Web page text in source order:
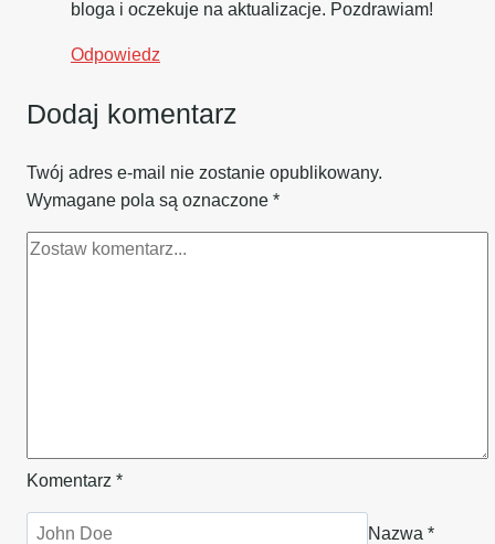
bloga i oczekuje na aktualizacje. Pozdrawiam!
Odpowiedz
Dodaj komentarz
Twój adres e-mail nie zostanie opublikowany.
Wymagane pola są oznaczone *
Komentarz *
Nazwa *